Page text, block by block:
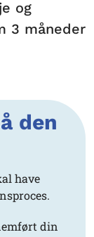
og
3 måneder
den
have
din